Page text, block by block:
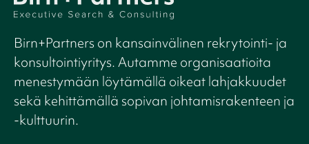
Birn+Partners on kansainvälinen rekrytointi- ja
konsultointiyritys. Autamme organisaatioita
menestymään löytämällä oikeat lahjakkuudet
sekä kehittämällä sopivan johtamisrakenteen ja
-kulttuurin.